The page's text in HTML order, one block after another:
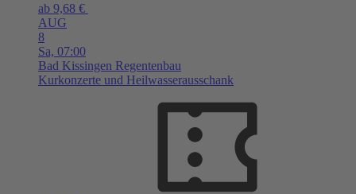
ab 9,68 €
AUG
8
Sa, 07:00
Bad Kissingen Regentenbau
Kurkonzerte und Heilwasserausschank